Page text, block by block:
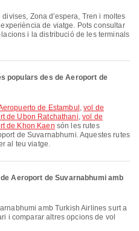
de viatge. Pots consultar
i la distribució de les terminals
populars des de Aeroport de
de Estambul ,vol de
de Ubon Ratchathani, vol de
de Khon Kaen són les rutes
de Suvarnabhumi. Aquestes rutes
al teu viatge.
Aeroport de Suvarnabhumi amb
i comparar altres opcions de vol